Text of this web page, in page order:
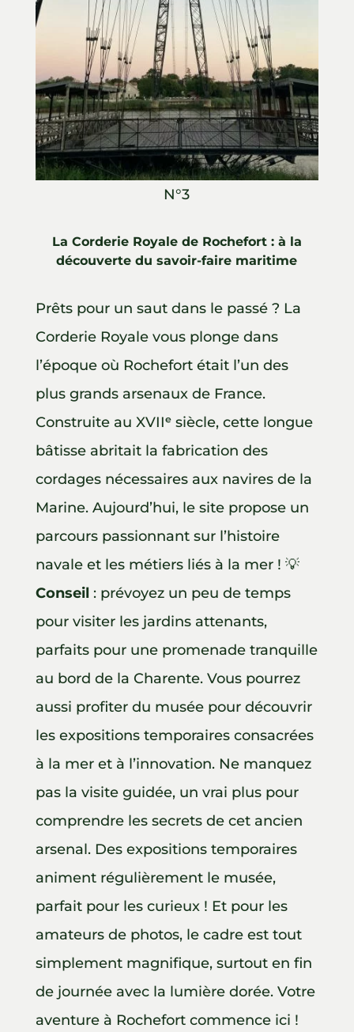
N°3
La Corderie Royale de Rochefort : à la
découverte du savoir-faire maritime
Prêts pour un saut dans le passé ? La
Corderie Royale vous plonge dans
l’époque où Rochefort était l’un des
plus grands arsenaux de France.
Construite au XVIIᵉ siècle, cette longue
bâtisse abritait la fabrication des
cordages nécessaires aux navires de la
Marine. Aujourd’hui, le site propose un
parcours passionnant sur l’histoire
navale et les métiers liés à la mer ! 💡
Conseil : prévoyez un peu de temps
pour visiter les jardins attenants,
parfaits pour une promenade tranquille
au bord de la Charente. Vous pourrez
aussi profiter du musée pour découvrir
les expositions temporaires consacrées
à la mer et à l’innovation. Ne manquez
pas la visite guidée, un vrai plus pour
comprendre les secrets de cet ancien
arsenal. Des expositions temporaires
animent régulièrement le musée,
parfait pour les curieux ! Et pour les
amateurs de photos, le cadre est tout
simplement magnifique, surtout en fin
de journée avec la lumière dorée. Votre
aventure à Rochefort commence ici !